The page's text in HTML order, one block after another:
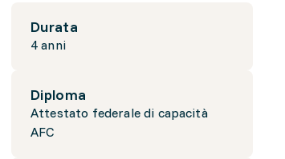
Durata
4 anni
Diploma
Attestato federale di capacità
AFC